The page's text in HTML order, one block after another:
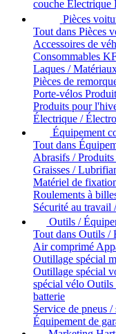
couche Électrique
Pièces
Tout dans Pièces
Accessoires de
Consommables
Laques /
Pièces de
Porte-vélos
Produits pour
Électrique /
Équipement
Tout dans
Abrasifs / Produits
Graisses /
Matériel de
Roulements à
Sécurité au travail
Outils /
Tout dans Outils /
Air comprimé
Outillage spécial
Outillage spécial
spécial vélo Outils
batterie
Service de pneus
Équipement de